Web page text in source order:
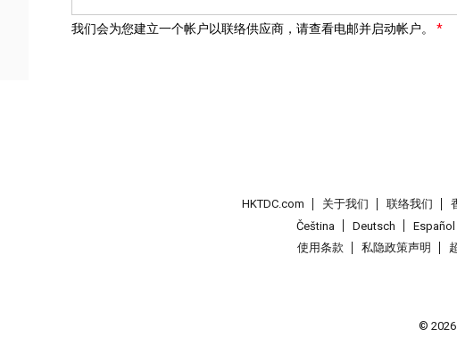
我们会为您建立一个帐户以联络供应商，请查看电邮并启动帐户。
HKTDC.com 关于我们 联络我们
Čeština
Deutsch Español
使用条款
私隐政策声明
© 2026